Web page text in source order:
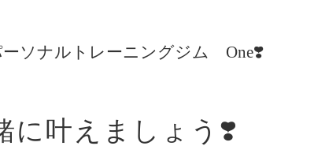
ーソナルトレーニングジム One❣️
に叶えましょう❣️